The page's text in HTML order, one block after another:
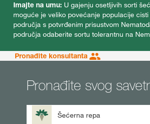
Imajte na umu: U gajenju osetljivih sorti
moguće je veliko povećanje populacije
područja s potvrđenim prisustvom
područja odaberite sortu tolerantnu na
Pronađite konsultanta
Pronađite svog
Šećerna repa